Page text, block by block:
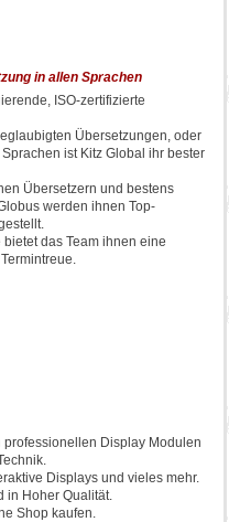
in allen Sprachen
ISO-zertifizierte
Übersetzungen, oder
ist Kitz Global ihr bester
Übersetzern und bestens
werden ihnen Top-
das Team ihnen eine
professionellen Display Modulen
Displays und vieles mehr.
in Hoher Qualität.
Shop kaufen.